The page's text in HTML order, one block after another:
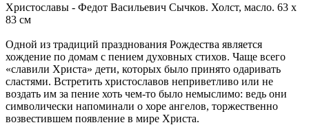
Христославы - Федот Васильевич Сычков. Холст, масло. 63 x
83 см
Одной из традиций празднования Рождества является
хождение по домам с пением духовных стихов. Чаще всего
«славили Христа» дети, которых было принято одаривать
сластями. Встретить христославов неприветливо или не
воздать им за пение хоть чем-то было немыслимо: ведь они
символически напоминали о хоре ангелов, торжественно
возвестившем появление в мире Христа.